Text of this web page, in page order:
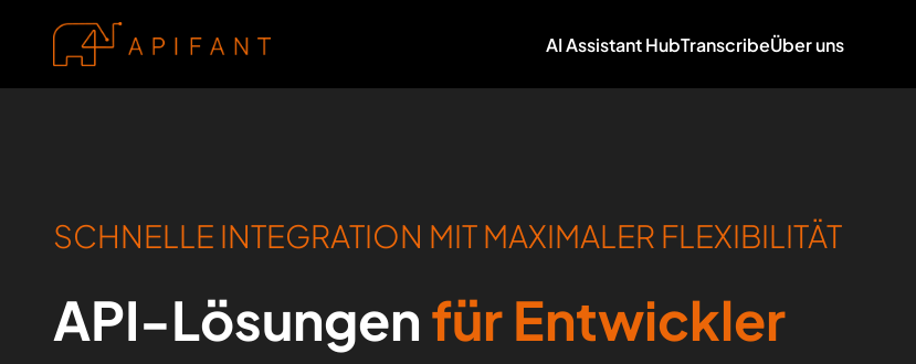
AI Assistant HubTranscribeÜber uns
SCHNELLE INTEGRATION MIT MAXIMALER FLEXIBILITÄT
API-Lösungenfür Entwickler